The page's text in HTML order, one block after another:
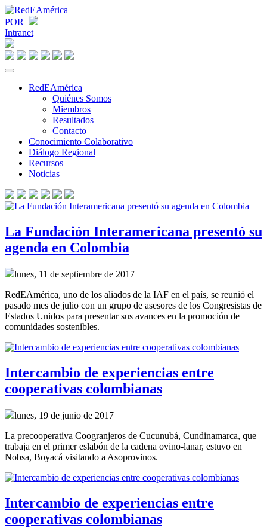
POR
Intranet
RedEAmérica
Quiénes Somos
Miembros
Resultados
Contacto
Conocimiento Colaborativo
Diálogo Regional
Recursos
Noticias
La Fundación Interamericana presentó su
agenda en Colombia
lunes, 11 de septiembre de 2017
RedEAmérica, uno de los aliados de la IAF en el país, se reunió el
pasado mes de julio con un grupo de asesores de los Congresistas de
Estados Unidos para presentar sus avances en la promoción de
comunidades sostenibles.
Intercambio de experiencias entre
cooperativas colombianas
lunes, 19 de junio de 2017
La precooperativa Coogranjeros de Cucunubá, Cundinamarca, que
trabaja en el primer eslabón de la cadena ovino-lanar, estuvo en
Nobsa, Boyacá visitando a Asoprovinos.
Intercambio de experiencias entre
cooperativas colombianas